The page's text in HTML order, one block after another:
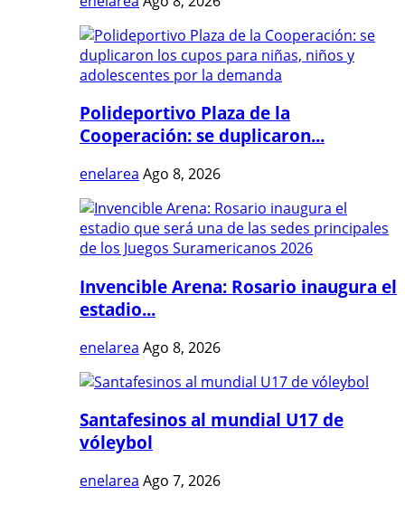
Polideportivo Plaza de la
Cooperación: se duplicaron...
enelarea Ago 8, 2026
Invencible Arena: Rosario inaugura el
estadio...
enelarea Ago 8, 2026
Santafesinos al mundial U17 de
vóleybol
enelarea Ago 7, 2026